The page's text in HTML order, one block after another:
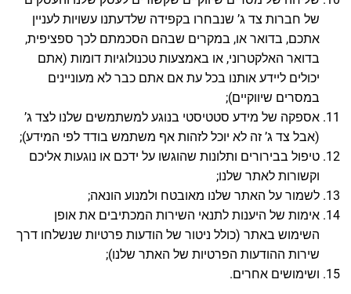
של חברות צד ג’ שנבחרו בקפידה שלדעתנו עשויות לעניין
אתכם, בדואר או, במקרים שבהם הסכמתם לכך ספציפית,
בדואר האלקטרוני, או באמצעות טכנולוגיות דומות (אתם
יכולים ליידע אותנו בכל עת אם אתם כבר לא מעוניינים
במסרים שיווקיים);
אספקה של מידע סטטיסטי בנוגע למשתמשים שלנו לצד ג’
(אבל צד ג’ זה לא יוכל לזהות אף משתמש בודד לפי המידע);
טיפול בבירורים ותלונות שהוגשו על ידכם או נוגעות אליכם
וקשורות לאתר שלנו;
לשמור על האתר שלנו מאובטח ולמנוע הונאה;
אימות של היענות לתנאי השירות המכתיבים את אופן
השימוש באתר (כולל ניטור של הודעות פרטיות שנשלחו דרך
שירות ההודעות הפרטיות של האתר שלנו);
ושימושים אחרים.